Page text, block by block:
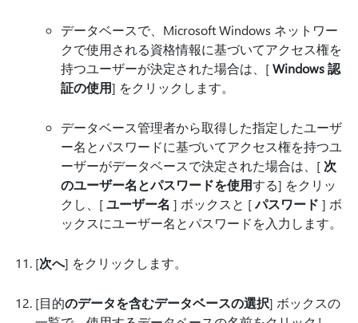
データベースで、Microsoft Windows ネットワー
クで使用される資格情報に基づいてアクセス権を
持つユーザーが決定された場合は、[Windows 認
証の使用] をクリックします。
データベース管理者から取得した指定したユーザ
ー名とパスワードに基づいてアクセス権を持つユ
ーザーがデータベースで決定された場合は、[ 次
のユーザー名とパスワードを使用する] をクリッ
クし、[ユーザー名 ] ボックスと [パスワード ] ボ
ックスにユーザー名とパスワードを入力します。
[次へ] をクリックします。
[目的のデータを含むデータベースの選択] ボックスの